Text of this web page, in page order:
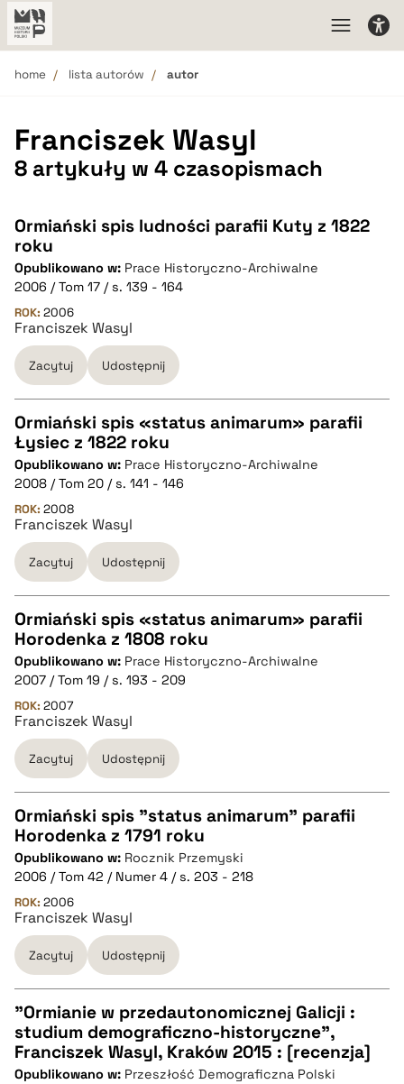
home lista autorów autor
Franciszek Wasyl
8 artykuły w 4 czasopismach
Ormiański spis ludności parafii Kuty z 1822
roku
Opublikowano w: Prace Historyczno-Archiwalne
2006 / Tom 17 / s. 139 - 164
ROK: 2006
Franciszek Wasyl
Zacytuj Udostępnij
CZYSTY TEKST
pobierz cytat
BIBTEX
pobierz cytat
Ormiański spis «status animarum» parafii
Łysiec z 1822 roku
Opublikowano w: Prace Historyczno-Archiwalne
2008 / Tom 20 / s. 141 - 146
ROK: 2008
Franciszek Wasyl
Zacytuj Udostępnij
CZYSTY TEKST
pobierz cytat
BIBTEX
pobierz cytat
Ormiański spis «status animarum» parafii
Horodenka z 1808 roku
Opublikowano w: Prace Historyczno-Archiwalne
2007 / Tom 19 / s. 193 - 209
ROK: 2007
Franciszek Wasyl
Zacytuj Udostępnij
CZYSTY TEKST
pobierz cytat
BIBTEX
pobierz cytat
Ormiański spis "status animarum" parafii
Horodenka z 1791 roku
Opublikowano w: Rocznik Przemyski
2006 / Tom 42 / Numer 4 / s. 203 - 218
ROK: 2006
Franciszek Wasyl
Zacytuj Udostępnij
CZYSTY TEKST
"Ormianie w przedautonomicznej Galicji :
studium demograficzno-historyczne",
Franciszek Wasyl, Kraków 2015 : [recenzja]
Opublikowano w: Przeszłość Demograficzna Polski